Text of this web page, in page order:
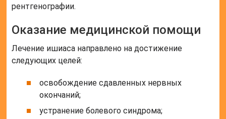
рентгенографии.
Оказание медицинской помощи
Лечение ишиаса направлено на достижение
следующих целей:
освобождение сдавленных нервных
окончаний;
устранение болевого синдрома;